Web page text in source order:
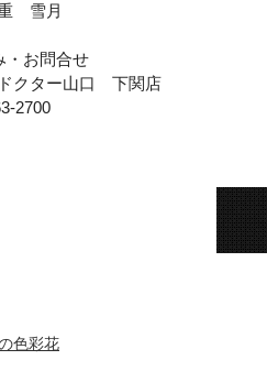
雪月
・お問合せ
クター山口 下関店
2700
色彩花